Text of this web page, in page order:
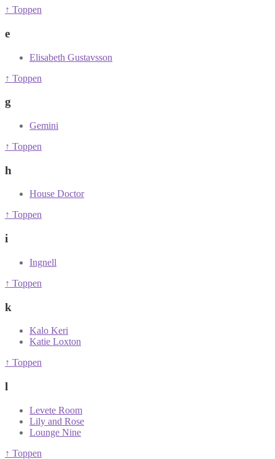
↑ Toppen
e
Elisabeth Gustavsson
↑ Toppen
g
Gemini
↑ Toppen
h
House Doctor
↑ Toppen
i
Ingnell
↑ Toppen
k
Kalo Keri
Katie Loxton
↑ Toppen
l
Levete Room
Lily and Rose
Lounge Nine
↑ Toppen